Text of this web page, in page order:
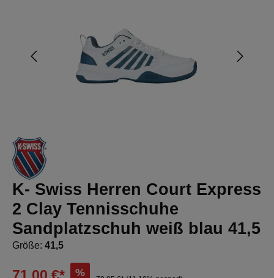
K- Swiss Herren Court Express
2 Clay Tennisschuhe
Sandplatzschuh weiß blau 41,5
Größe: 41,5
71,00 €* %